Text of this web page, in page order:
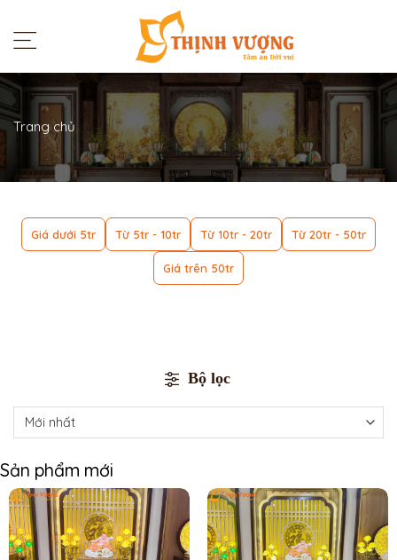
Trang chủ
Giá dưới 5tr Từ 5tr - 10tr Từ 10tr - 20tr Từ 20tr - 50tr
Giá trên 50tr
Bộ lọc
Sản phẩm mới